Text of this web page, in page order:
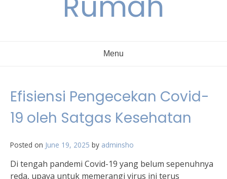
Menu
Efisiensi Pengecekan Covid-
19 oleh Satgas Kesehatan
Posted on June 19, 2025 by adminsho
Di tengah pandemi Covid-19 yang belum sepenuhnya
reda, upaya untuk memerangi virus ini terus